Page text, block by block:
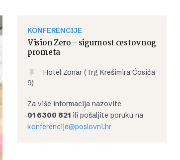
KONFERENCIJE
Vision Zero – sigurnost cestovnog
prometa
Hotel Zonar (Trg Krešimira Ćosića
9)
Za više informacija nazovite
01 6300 821 ili pošaljite poruku na
konferencije@poslovni.hr